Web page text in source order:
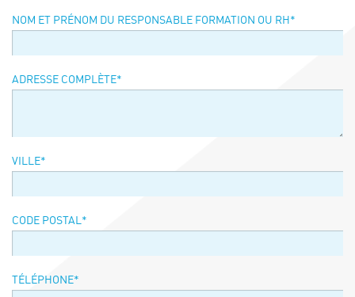
NOM ET PRÉNOM DU RESPONSABLE FORMATION OU RH *
ADRESSE COMPLÈTE*
VILLE*
CODE POSTAL*
TÉLÉPHONE*